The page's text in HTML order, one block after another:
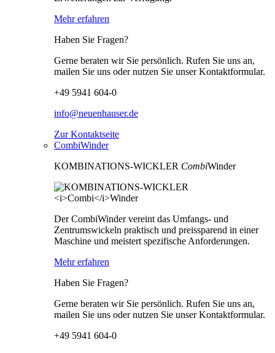
Mehr erfahren
Haben Sie Fragen?
Gerne beraten wir Sie persönlich. Rufen Sie uns an,
mailen Sie uns oder nutzen Sie unser Kontaktformular.
+49 5941 604-0
info@neuenhauser.de
Zur Kontaktseite
CombiWinder
KOMBINATIONS-WICKLER CombiWinder
Der CombiWinder vereint das Umfangs- und
Zentrumswickeln praktisch und preissparend in einer
Maschine und meistert spezifische Anforderungen.
Mehr erfahren
Haben Sie Fragen?
Gerne beraten wir Sie persönlich. Rufen Sie uns an,
mailen Sie uns oder nutzen Sie unser Kontaktformular.
+49 5941 604-0